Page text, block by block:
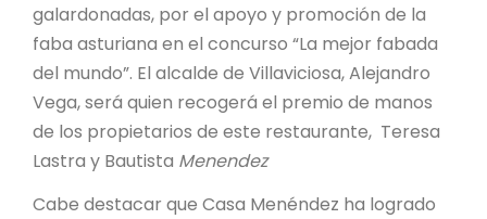
galardonadas, por el apoyo y promoción de la
faba asturiana en el concurso “La mejor fabada
del mundo”. El alcalde de Villaviciosa, Alejandro
Vega, será quien recogerá el premio de manos
de los propietarios de este restaurante, Teresa
Lastra y Bautista Menendez
Cabe destacar que Casa Menéndez ha logrado